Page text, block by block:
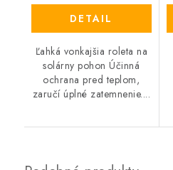
DETAIL
Ľahká vonkajšia roleta na
solárny pohon Účinná
ochrana pred teplom,
zaručí úplné zatemnenie....